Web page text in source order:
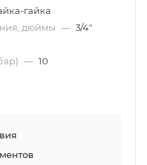
гайка
дюймы — 3/4"
— 10